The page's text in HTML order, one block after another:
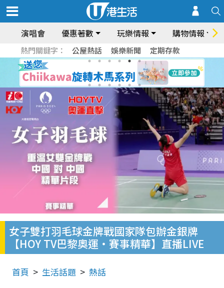
演唱會 優惠著數 玩樂情報 購物情報
熱門關鍵字： 公屋熱話 娛樂新聞 定期存款
女子雙打羽毛球金牌戰國家隊包辦金銀牌
【HOY TV巴黎奧運・賽事精華】直播LIVE
首頁 生活話題 熱話